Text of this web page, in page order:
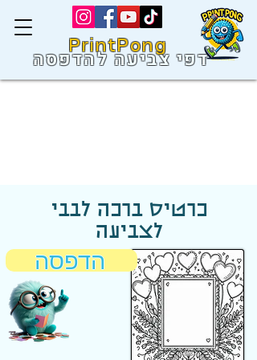
PrintPong
דפי צביעה להדפסה
כרטיס ברכה לבבי
לצביעה
הדפסה